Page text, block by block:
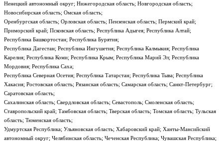
Ненецкий автономный округ; Нижегородская область; Новгородская область;
Новосибирская область; Омская область;
Оренбургская область; Орловская область; Пензенская область; Пермский край;
Приморский край; Псковская область; Республика Адыгея; Республика Алтай;
Республика Башкортостан; Республика Бурятия;
Республика Дагестан; Республика Ингушетия; Республика Калмыкия; Республика
Карелия; Республика Коми; Республика Крым; Республика Марий Эл; Республика
Мордовия; Республика Саха;
Республика Северная Осетия; Республика Татарстан; Республика Тыва; Республика
Хакасия; Ростовская область; Рязанская область; Самарская область; Санкт-Петербург;
Саратовская область;
Сахалинская область; Свердловская область; Севастополь; Смоленская область;
Ставропольский край; Тамбовская область; Тверская область; Томская область; Тульская
область; Тюменская область;
Удмуртская Республика; Ульяновская область; Хабаровский край; Ханты-Мансийский
автономный округ; Челябинская область; Чеченская Республика; Чувашская Республика;